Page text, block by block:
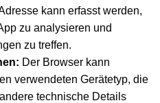
kann erfasst werden,
zu analysieren und
zu treffen.
Der Browser kann
verwendeten Gerätetyp, die
technische Details